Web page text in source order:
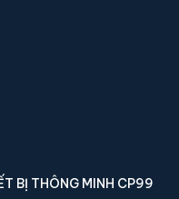
BỊ THÔNG MINH CP99